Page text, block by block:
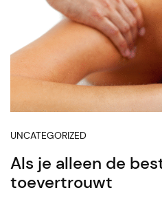
UNCATEGORIZED
Als je alleen de
toevertrouwt